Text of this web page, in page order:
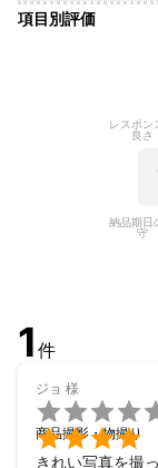
項目別評価
納品期日
守
レスポン
良さ
1 件
ジョ 様

商品撮影・物撮り
きれい写真を撮